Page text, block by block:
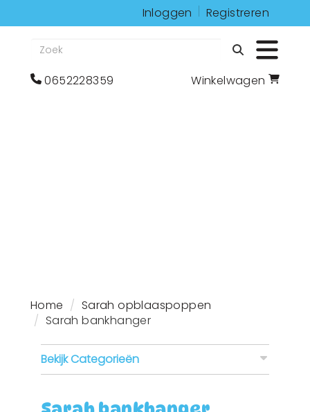
Inloggen Registreren
ZoekenToggle
bel0652228359
Ga
Winkelwagen
Home
Sarah opblaaspoppen
Sarah bankhanger
Bekijk Categorieën